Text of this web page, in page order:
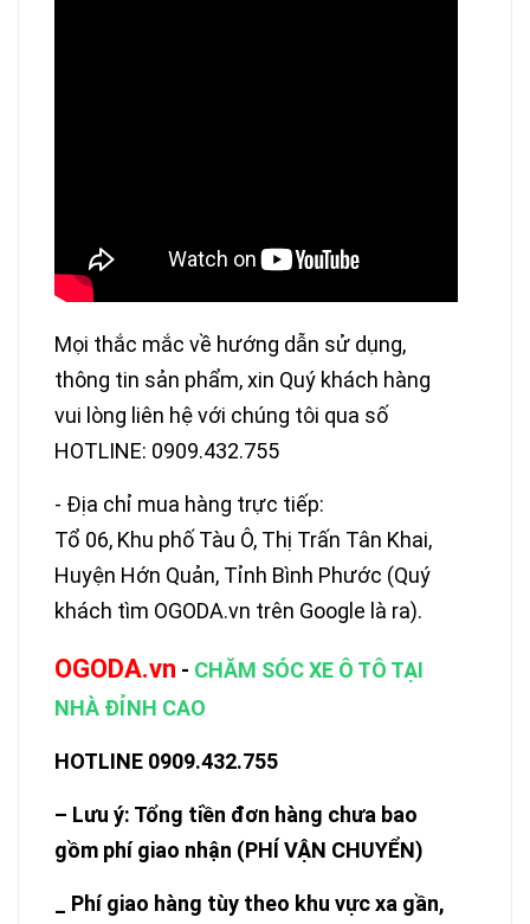
Mọi thắc mắc về hướng dẫn sử dụng,
thông tin sản phẩm, xin Quý khách hàng
vui lòng liên hệ với chúng tôi qua số
HOTLINE: 0909.432.755
- Địa chỉ mua hàng trực tiếp:
Tổ 06, Khu phố Tàu Ô, Thị Trấn Tân Khai,
Huyện Hớn Quản, Tỉnh Bình Phước (Quý
khách tìm OGODA.vn trên Google là ra).
OGODA.vn - CHĂM SÓC XE Ô TÔ TẠI
NHÀ ĐỈNH CAO
HOTLINE 0909.432.755
– Lưu ý: Tổng tiền đơn hàng chưa bao
gồm phí giao nhận (PHÍ VẬN CHUYỂN)
_ Phí giao hàng tùy theo khu vực xa gần,